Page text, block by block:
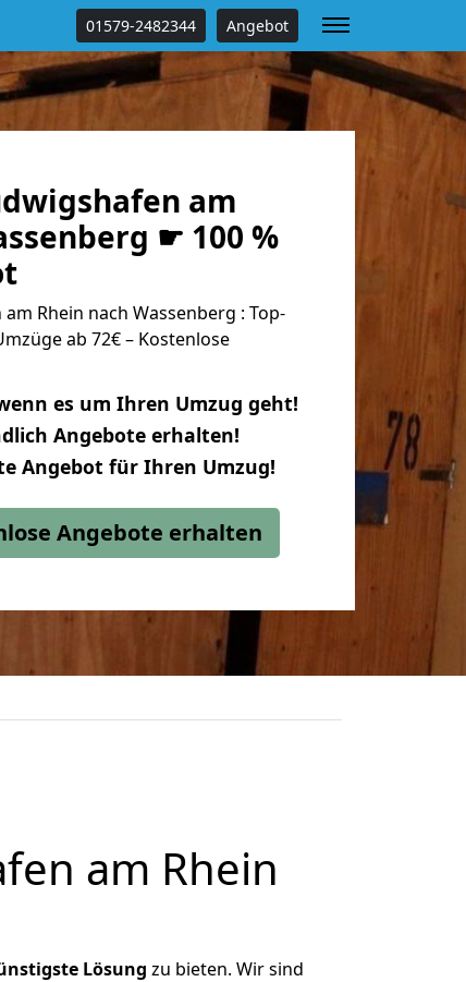
01579-2482344 Angebot
am
☛ 100 %
Rhein nach Wassenberg : Top-
ab 72€ – Kostenlose
es um Ihren Umzug geht!
Angebote erhalten!
Angebot für Ihren Umzug!
Angebote erhalten
am Rhein
Lösung zu bieten. Wir sind